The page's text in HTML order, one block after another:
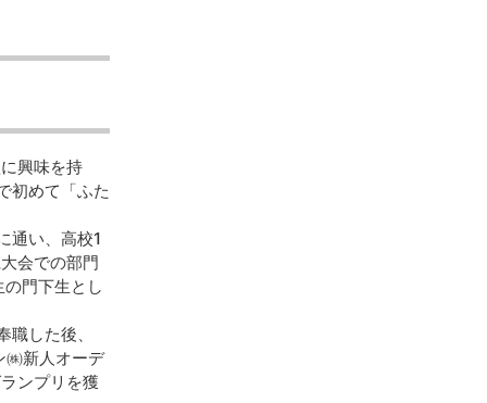
興味を持
初めて「ふた
通い、高校1
会での部門
門下生とし
した後、
新人オーデ
ンプリを獲